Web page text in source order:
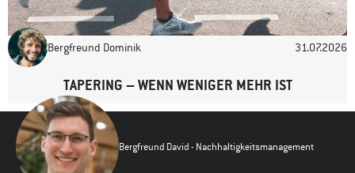
Bergfreund Dominik 31.07.2026
TAPERING – WENN WENIGER MEHR IST
Bergfreund David - Nachhaltigkeitsmanagement